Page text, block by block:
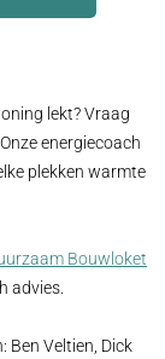
lekt? Vraag
energiecoach
plekken warmte
Bouwloket
advies.
Ben Veltien, Dick